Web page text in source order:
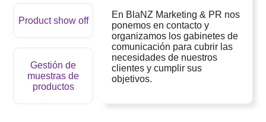
Product show off
Gestión de
muestras de
productos
En BlaNZ Marketing & PR nos
ponemos en contacto y
organizamos los gabinetes de
comunicación para cubrir las
necesidades de nuestros
clientes y cumplir sus
objetivos.